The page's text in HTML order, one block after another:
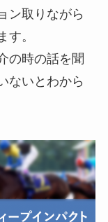
ン取りながら
す。
の時の話を聞
ないとわから